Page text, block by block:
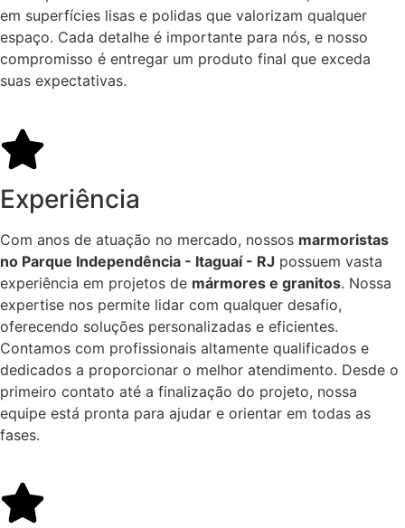
em superfícies lisas e polidas que valorizam qualquer
espaço. Cada detalhe é importante para nós, e nosso
compromisso é entregar um produto final que exceda
suas expectativas.
Experiência
Com anos de atuação no mercado, nossos marmoristas
no Parque Independência - Itaguaí - RJ possuem vasta
experiência em projetos de mármores e granitos. Nossa
expertise nos permite lidar com qualquer desafio,
oferecendo soluções personalizadas e eficientes.
Contamos com profissionais altamente qualificados e
dedicados a proporcionar o melhor atendimento. Desde o
primeiro contato até a finalização do projeto, nossa
equipe está pronta para ajudar e orientar em todas as
fases.